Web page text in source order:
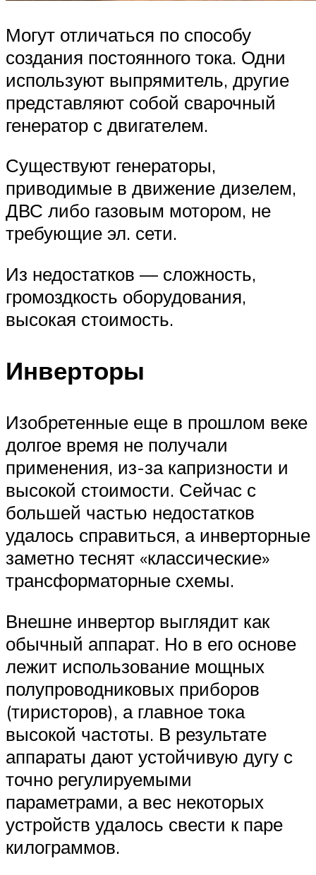
Могут отличаться по способу
создания постоянного тока. Одни
используют выпрямитель, другие
представляют собой сварочный
генератор с двигателем.
Существуют генераторы,
приводимые в движение дизелем,
ДВС либо газовым мотором, не
требующие эл. сети.
Из недостатков — сложность,
громоздкость оборудования,
высокая стоимость.
Инверторы
Изобретенные еще в прошлом веке
долгое время не получали
применения, из-за капризности и
высокой стоимости. Сейчас с
большей частью недостатков
удалось справиться, а инверторные
заметно теснят «классические»
трансформаторные схемы.
Внешне инвертор выглядит как
обычный аппарат. Но в его основе
лежит использование мощных
полупроводниковых приборов
(тиристоров), а главное тока
высокой частоты. В результате
аппараты дают устойчивую дугу с
точно регулируемыми
параметрами, а вес некоторых
устройств удалось свести к паре
килограммов.